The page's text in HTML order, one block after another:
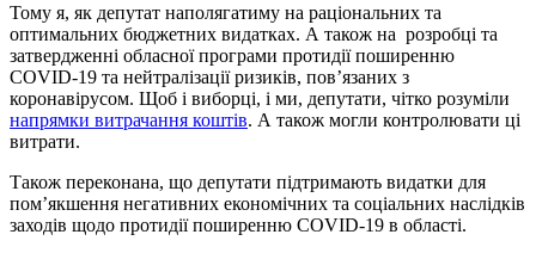
Тому я, як депутат наполягатиму на раціональних та
оптимальних бюджетних видатках. А також на розробці та
затвердженні обласної програми протидії поширенню
COVID-19 та нейтралізації ризиків, пов’язаних з
коронавірусом. Щоб і виборці, і ми, депутати, чітко розуміли
напрямки витрачання коштів. А також могли контролювати ці
витрати.
Також переконана, що депутати підтримають видатки для
пом’якшення негативних економічних та соціальних наслідків
заходів щодо протидії поширенню COVID-19 в області.